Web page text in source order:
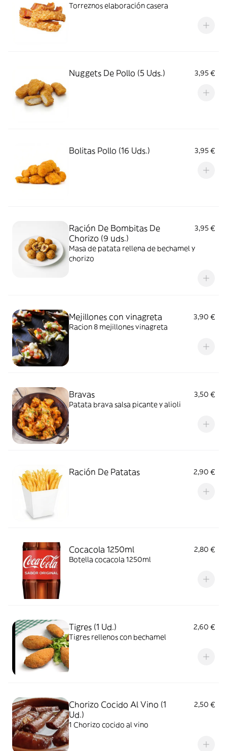
Torreznos elaboración casera
Nuggets De Pollo (5 Uds.) 3,95 €
Bolitas Pollo (16 Uds.) 3,95 €
Ración De Bombitas De
Chorizo (9 uds.)
3,95 €
Masa de patata rellena de bechamel y
chorizo
Mejillones con vinagreta
3,90 €
Racion 8 mejillones vinagreta
Bravas
3,50 €
Patata brava salsa picante y alioli
Ración De Patatas 2,90 €
Cocacola 1250ml
2,80 €
Botella cocacola 1250ml
Tigres (1 Ud.)
2,60 €
Tigres rellenos con bechamel
Chorizo Cocido Al Vino (1
Ud.)
2,50 €
1 Chorizo cocido al vino